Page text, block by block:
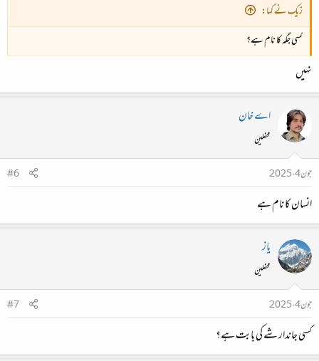
زیک نے کہا:
کسی جگہ کا نام ہے؟
نہیں
اے خان
محفلین
جون 4، 2025
#6
انسان کا نام ہے
یاز
محفلین
جون 4، 2025
#7
کسی جاندار شے کی بابت ہے؟